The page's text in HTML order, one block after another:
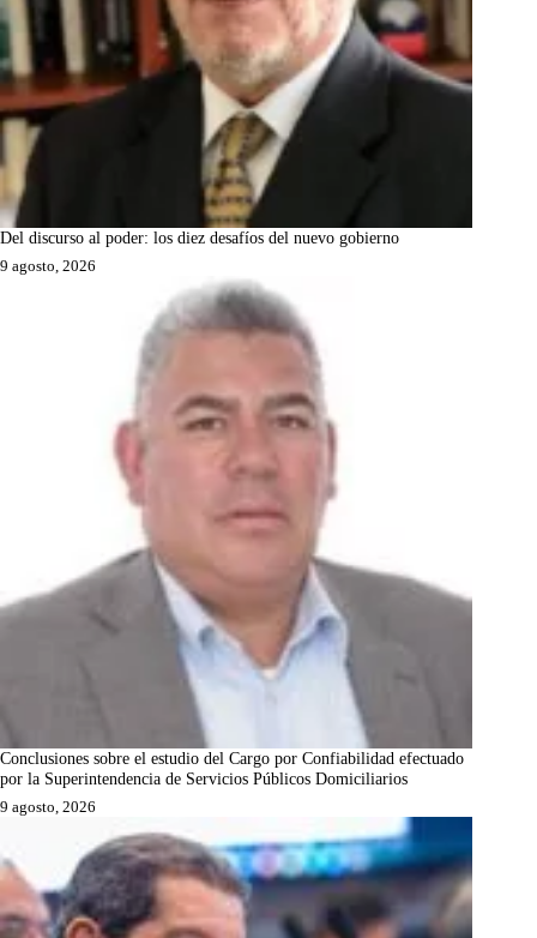
Del discurso al poder: los diez desafíos del nuevo gobierno
9 agosto, 2026
Conclusiones sobre el estudio del Cargo por Confiabilidad efectuado
por la Superintendencia de Servicios Públicos Domiciliarios
9 agosto, 2026